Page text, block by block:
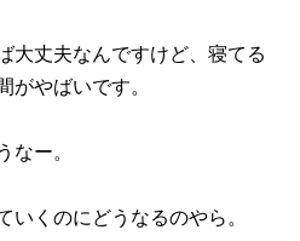
大丈夫なんですけど、寝てる
がやばいです。
なー。
いくのにどうなるのやら。